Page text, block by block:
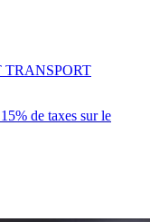
de taxes sur le